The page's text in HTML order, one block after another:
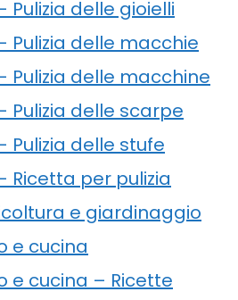
Pulizia delle gioielli
Pulizia delle macchie
Pulizia delle macchine
Pulizia delle scarpe
Pulizia delle stufe
Ricetta per pulizia
e giardinaggio
e cucina
e cucina – Ricette